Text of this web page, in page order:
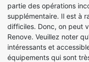
partie des opérations
supplémentaire. Il est à
difficiles. Donc, on peut
Renove. Veuillez noter
intéressants et
équipements qui sont